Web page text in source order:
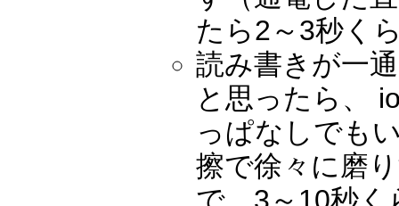
たら2～3秒く
読み書きが一
と思ったら、
っぱなしでも
擦で徐々に磨